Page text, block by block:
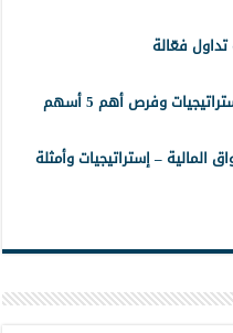
تداول فعّالة
المالية – إستراتيجيات وأمثلة